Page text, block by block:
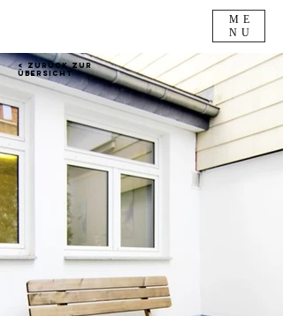
ME
NU
< Zurück zur
Übersicht